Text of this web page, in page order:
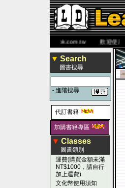
www.leaderbook.com.tw歡迎使用 國民
▼ Search
圖書搜尋
- 進階搜尋
代訂書籍
加購書籍專區
▼ Classes
圖書類別
運費(購買金額未滿
NT$1000，請自行
加上運費)
文化幣使用須知
-